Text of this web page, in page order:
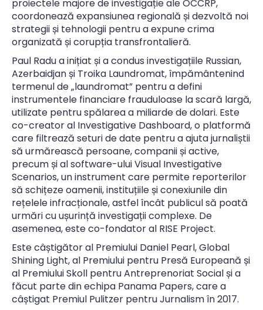
proiectele majore de investigație ale OCCRP,
coordonează expansiunea regională și dezvoltă noi
strategii și tehnologii pentru a expune crima
organizată și corupția transfrontalieră.
Paul Radu a inițiat și a condus investigațiile Russian,
Azerbaidjan și Troika Laundromat, împământenind
termenul de „laundromat” pentru a defini
instrumentele financiare frauduloase la scară largă,
utilizate pentru spălarea a miliarde de dolari. Este
co-creator al Investigative Dashboard, o platformă
care filtrează seturi de date pentru a ajuta jurnaliștii
să urmărească persoane, companii și active,
precum și al software-ului Visual Investigative
Scenarios, un instrument care permite reporterilor
să schițeze oamenii, instituțiile și conexiunile din
rețelele infracționale, astfel încât publicul să poată
urmări cu ușurință investigații complexe. De
asemenea, este co-fondator al RISE Project.
Este câștigător al Premiului Daniel Pearl, Global
Shining Light, al Premiului pentru Presă Europeană și
al Premiului Skoll pentru Antreprenoriat Social și a
făcut parte din echipa Panama Papers, care a
câștigat Premiul Pulitzer pentru Jurnalism în 2017.